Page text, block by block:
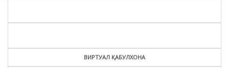
ВИРТУАЛ ҚАБУЛХОНА